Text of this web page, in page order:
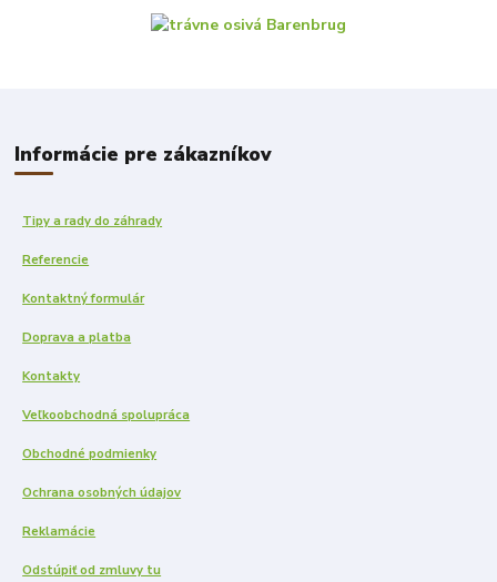
Informácie pre zákazníkov
Tipy a rady do záhrady
Referencie
Kontaktný formulár
Doprava a platba
Kontakty
Veľkoobchodná spolupráca
Obchodné podmienky
Ochrana osobných údajov
Reklamácie
Odstúpiť od zmluvy tu